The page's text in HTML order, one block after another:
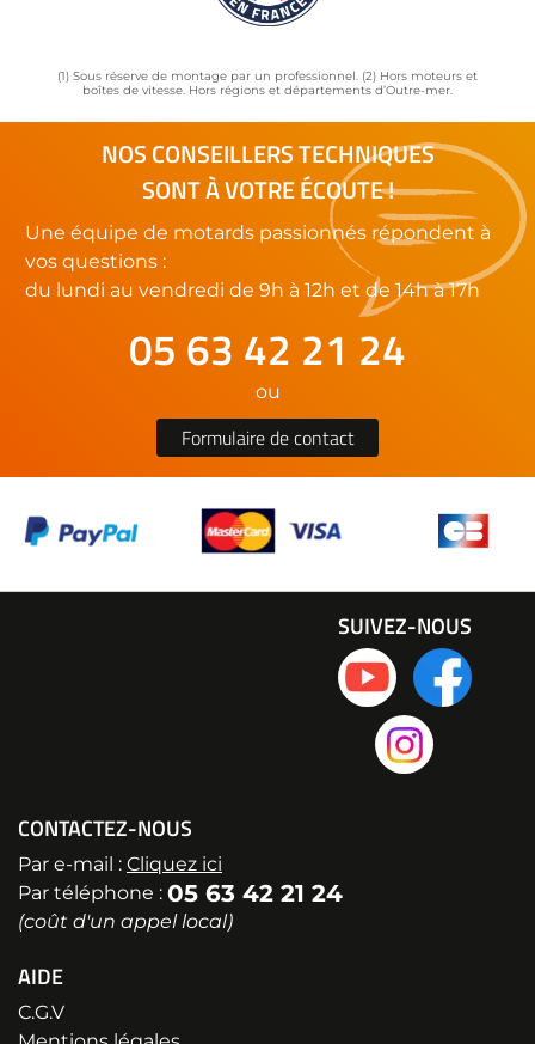
(1) Sous réserve de montage par un professionnel. (2) Hors moteurs et
boîtes de vitesse. Hors régions et départements d’Outre-mer.
NOS CONSEILLERS TECHNIQUES
SONT À VOTRE ÉCOUTE !
Une équipe de motards passionnés répondent à
vos questions :
du lundi au vendredi de 9h à 12h et de 14h à 17h
05 63 42 21 24
ou
Formulaire de contact
CONTACTEZ-NOUS
Par e-mail : Cliquez ici
Par téléphone : 05 63 42 21 24
(coût d'un appel local)
AIDE
C.G.V
SUIVEZ-NOUS